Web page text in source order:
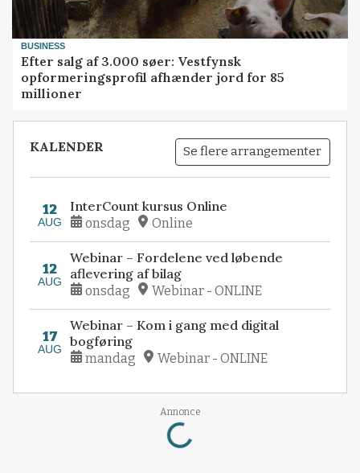
BUSINESS
Efter salg af 3.000 søer: Vestfynsk
opformeringsprofil afhænder jord for 85
millioner
KALENDER Se flere arrangementer
12
AUG
InterCount kursus Online
onsdag Online
12
AUG
Webinar – Fordelene ved løbende
aflevering af bilag
onsdag Webinar - ONLINE
17
AUG
Webinar – Kom i gang med digital
bogføring
mandag Webinar - ONLINE
Annonce
Loading...